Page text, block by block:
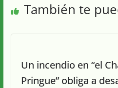
También te
Un incendio en “el
Pringue” obliga a